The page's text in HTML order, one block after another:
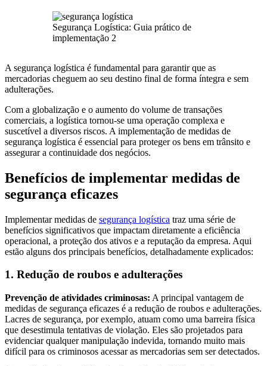
Segurança Logística: Guia prático de
implementação 2
A segurança logística é fundamental para garantir que as
mercadorias cheguem ao seu destino final de forma íntegra e sem
adulterações.
Com a globalização e o aumento do volume de transações
comerciais, a logística tornou-se uma operação complexa e
suscetível a diversos riscos. A implementação de medidas de
segurança logística é essencial para proteger os bens em trânsito e
assegurar a continuidade dos negócios.
Benefícios de implementar medidas de
segurança eficazes
Implementar medidas de segurança logística traz uma série de
benefícios significativos que impactam diretamente a eficiência
operacional, a proteção dos ativos e a reputação da empresa. Aqui
estão alguns dos principais benefícios, detalhadamente explicados:
1. Redução de roubos e adulterações
Prevenção de atividades criminosas: A principal vantagem de
medidas de segurança eficazes é a redução de roubos e adulterações.
Lacres de segurança, por exemplo, atuam como uma barreira física
que desestimula tentativas de violação. Eles são projetados para
evidenciar qualquer manipulação indevida, tornando muito mais
difícil para os criminosos acessar as mercadorias sem ser detectados.